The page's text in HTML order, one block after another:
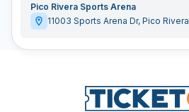
Pico Rivera Sports Arena
11003 Sports Arena Dr, Pico Rivera